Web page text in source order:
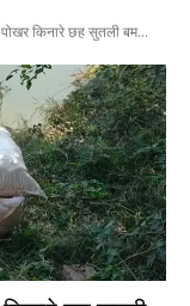
किनारे छह सुतली बम...